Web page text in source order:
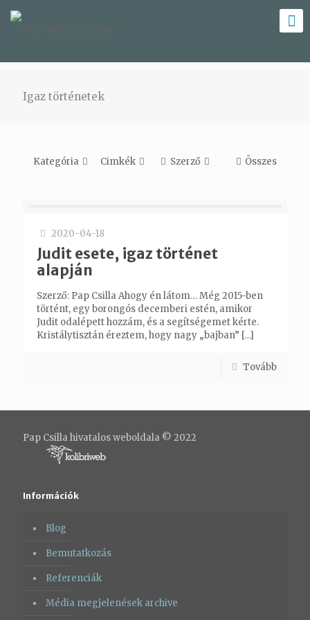
Igaz történetek
Kategória Cimkék Szerző Összes
2020-04-18
Judit esete, igaz történet
alapján
Szerző: Pap Csilla Ahogy én látom… Még 2015-ben
történt, egy borongós decemberi estén, amikor
Judit odalépett hozzám, és a segítségemet kérte.
Kristálytisztán éreztem, hogy nagy „bajban” […]
Tovább
Pap Csilla hivatalos weboldala © 2022
Információk
Blog
Bemutatkozás
Referenciák
Média megjelenések archive